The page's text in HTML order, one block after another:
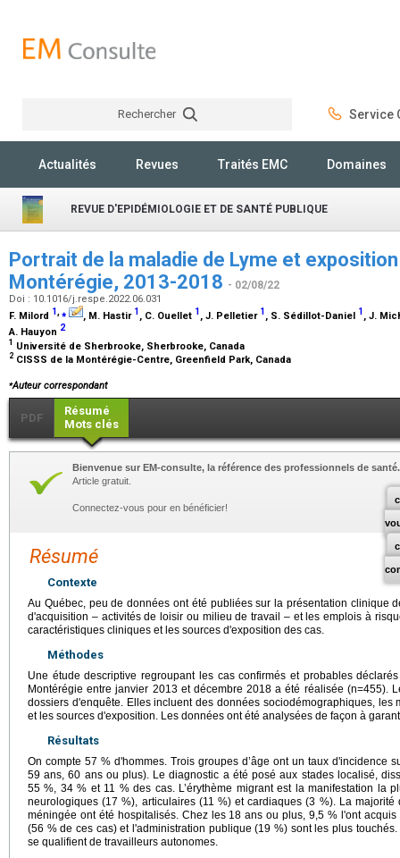
Rechercher Service
Actualités Revues Traités EMC Domaines
REVUE D'EPIDÉMIOLOGIE ET DE SANTÉ PUBLIQUE
Portrait de la maladie de Lyme et
Montérégie, 2013-2018 - 02/08/22
Doi : 10.1016/j.respe.2022.06.031
F. Milord 1,⁎ , M. Hastir 1 , C. Ouellet 1 , J. Pelletier 1 , S. Sédillot-Daniel 1 , J.
A. Hauyon 2
1 Université de Sherbrooke, Sherbrooke, Canada
2 CISSS de la Montérégie-Centre, Greenfield Park, Canada
⁎Auteur correspondant
PDF
Résumé
Mots clés
Bienvenue sur EM-consulte, la référence des professionnels de santé.
Article gratuit.
Connectez-vous pour en bénéficier!
Résumé
Contexte
Au Québec, peu de données ont été publiées sur la présentation clinique
d'acquisition – activités de loisir ou milieu de travail – et les emplois à
caractéristiques cliniques et les sources d'exposition des cas.
Méthodes
Une étude descriptive regroupant les cas confirmés et probables
Montérégie entre janvier 2013 et décembre 2018 a été réalisée (n=455).
dossiers d'enquête. Elles incluent des données sociodémographiques, les
et les sources d'exposition. Les données ont été analysées de façon à
Résultats
On compte 57 % d'hommes. Trois groupes d’âge ont un taux d'incidence
59 ans, 60 ans ou plus). Le diagnostic a été posé aux stades localisé,
55 %, 34 % et 11 % des cas. L’érythème migrant est la manifestation la
neurologiques (17 %), articulaires (11 %) et cardiaques (3 %). La
méningée ont été hospitalisés. Chez les 18 ans ou plus, 9,5 % l'ont
(56 % de ces cas) et l'administration publique (19 %) sont les plus
se qualifient de travailleurs autonomes.